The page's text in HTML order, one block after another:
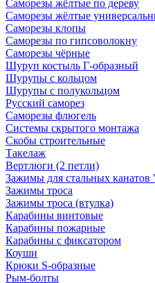
Саморезы жёлтые по дереву
Саморезы жёлтые
Саморезы клопы
Саморезы по гипсоволокну
Саморезы чёрные
Шуруп костыль Г-образный
Шурупы с кольцом
Шурупы с полукольцом
Русский саморез
Саморезы флюгель
Системы скрытого монтажа
Скобы строительные
Такелаж
Вертлюги (2 петли)
Зажимы для стальных
Зажимы троса
Зажимы троса (втулка)
Карабины винтовые
Карабины пожарные
Карабины с фиксатором
Коуши
Крюки S-образные
Рым-болты